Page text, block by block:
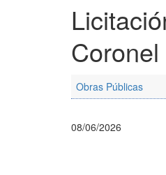
Obras Públicas
08/06/2026